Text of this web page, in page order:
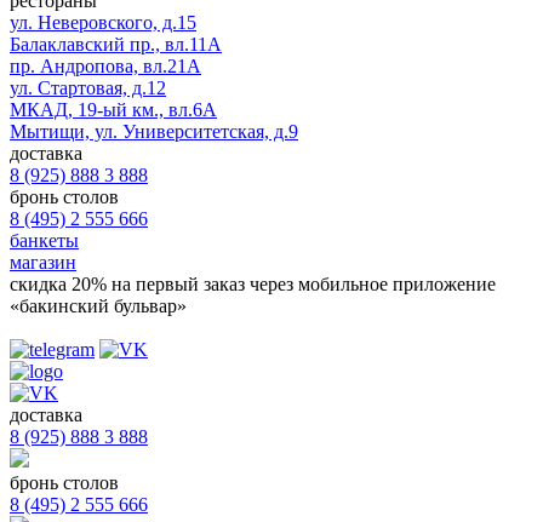
ул. Неверовского, д.15
Балаклавский пр., вл.11А
пр. Андропова, вл.21А
ул. Стартовая, д.12
МКАД, 19-ый км., вл.6А
Мытищи, ул. Университетская, д.9
доставка
8 (925) 888 3 888
бронь столов
8 (495) 2 555 666
банкеты
магазин
скидка 20% на первый заказ через мобильное приложение
«бакинский бульвар»
доставка
8 (925) 888 3 888
бронь столов
8 (495) 2 555 666